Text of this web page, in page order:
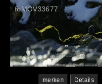
foMOV33677
merken Details